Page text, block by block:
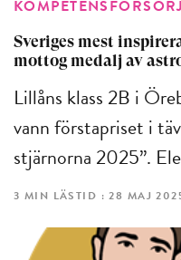
Sveriges mest
mottog medalj av
Lillåns klass 2B i
vann förstapriset i
stjärnorna 2025”.
3 MIN LÄSTID : 28 MAJ